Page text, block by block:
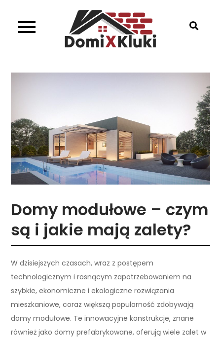
content
Domy modułowe – czym
są i jakie mają zalety?
W dzisiejszych czasach, wraz z postępem
technologicznym i rosnącym zapotrzebowaniem na
szybkie, ekonomiczne i ekologiczne rozwiązania
mieszkaniowe, coraz większą popularność zdobywają
domy modułowe. Te innowacyjne konstrukcje, znane
również jako domy prefabrykowane, oferują wiele zalet w